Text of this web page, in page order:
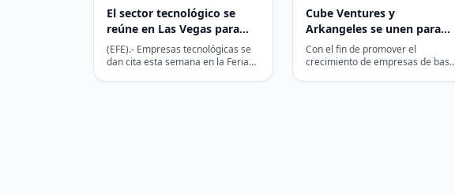
El sector tecnológico se
reúne en Las Vegas para
mostrar innovaciones que
marcarán 2025
(EFE).- Empresas tecnológicas se
dan cita esta semana en la Feria
Cube Ventures y
Arkangeles se unen para
impulsar empresas
tecnológicas de la región
Con el fin de promover el
crecimiento de empresas de base